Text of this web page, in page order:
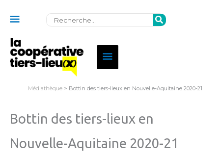
Rechercher:
de
l'en-
tête
Menu
principal
Médiathèque> Bottin des tiers-lieux en Nouvelle-Aquitaine 2020-21
Bottin des tiers-lieux en
Nouvelle-Aquitaine 2020-21